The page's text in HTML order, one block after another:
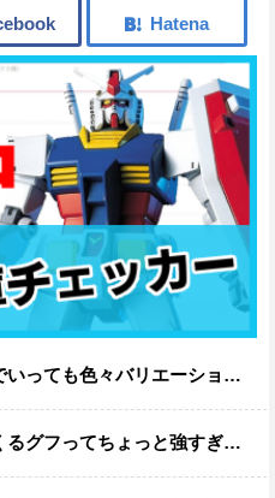
も色々バリエーションがあるよね
ってちょっと強すぎじゃない？